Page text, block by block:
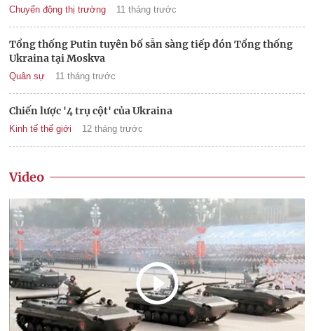
Chuyển động thị trường 11 tháng trước
Tổng thống Putin tuyên bố sẵn sàng tiếp đón Tổng thống
Ukraina tại Moskva
Quân sự 11 tháng trước
Chiến lược '4 trụ cột' của Ukraina
Kinh tế thế giới 12 tháng trước
Video